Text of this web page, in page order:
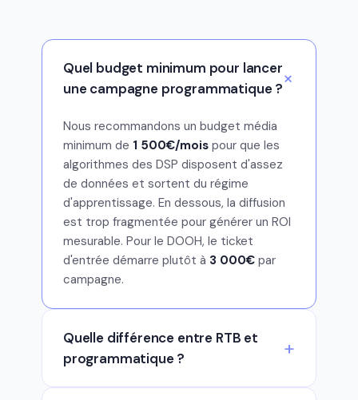
Quel budget minimum pour lancer
une campagne programmatique ?
Nous recommandons un budget média
minimum de 1 500€/mois pour que les
algorithmes des DSP disposent d'assez
de données et sortent du régime
d'apprentissage. En dessous, la diffusion
est trop fragmentée pour générer un ROI
mesurable. Pour le DOOH, le ticket
d'entrée démarre plutôt à 3 000€ par
campagne.
Quelle différence entre RTB et
programmatique ?